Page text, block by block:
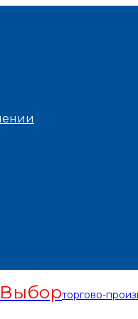
Выборторгово-